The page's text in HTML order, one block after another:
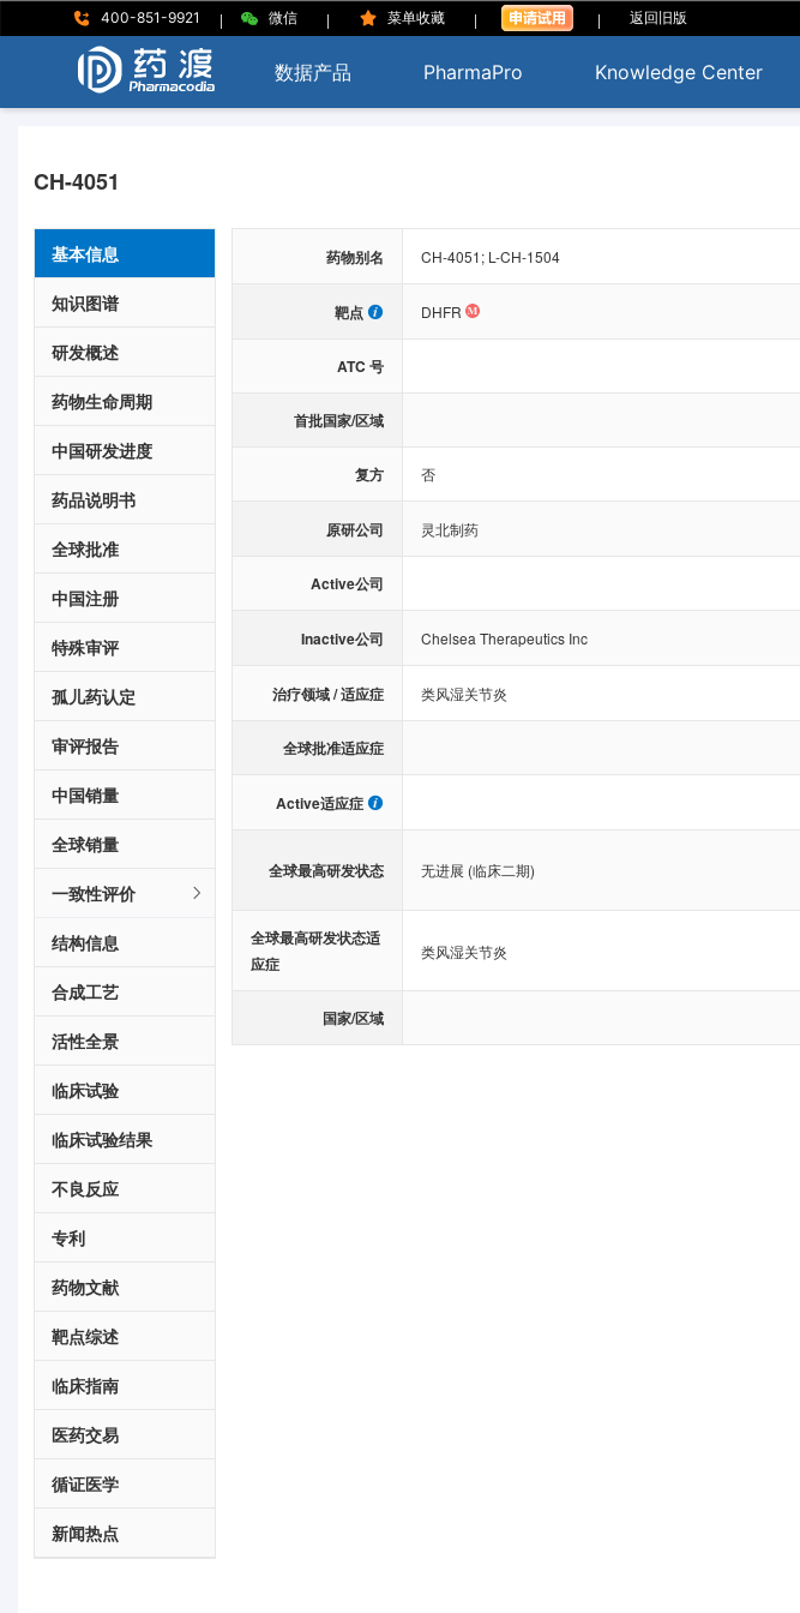
400-851-9921 | 微信 | 菜单收藏 | | 返回旧版
数据产品 PharmaPro Knowledge Center
CH-4051
基本信息
知识图谱
研发概述
药物生命周期
中国研发进度
药品说明书
全球批准
中国注册
特殊审评
孤儿药认定
审评报告
中国销量
全球销量
一致性评价
结构信息
合成工艺
活性全景
临床试验
临床试验结果
不良反应
专利
药物文献
靶点综述
临床指南
医药交易
循证医学
新闻热点
药物别名 CH-4051; L-CH-1504
靶点 DHFR
ATC 号
首批国家/区域
复方 否
原研公司 灵北制药
Active公司
Inactive公司 Chelsea Therapeutics Inc
治疗领域 / 适应症 类风湿关节炎
全球批准适应症
Active适应症
全球最高研发状态 无进展 (临床二期)
全球最高研发状态适
应症
类风湿关节炎
国家/区域